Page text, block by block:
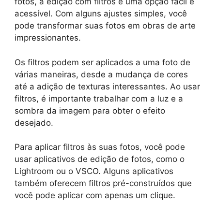
acessível. Com alguns ajustes simples, você
pode transformar suas fotos em obras de arte
impressionantes.
Os filtros podem ser aplicados a uma foto de
várias maneiras, desde a mudança de cores
até a adição de texturas interessantes. Ao usar
filtros, é importante trabalhar com a luz e a
sombra da imagem para obter o efeito
desejado.
Para aplicar filtros às suas fotos, você pode
usar aplicativos de edição de fotos, como o
Lightroom ou o VSCO. Alguns aplicativos
também oferecem filtros pré-construídos que
você pode aplicar com apenas um clique.